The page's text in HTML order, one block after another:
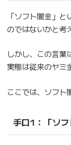
「ソフト闇金」
のではないかと考
しかし、この言葉
実態は従来のヤミ
ここでは、ソフト
手口1： 「ソ